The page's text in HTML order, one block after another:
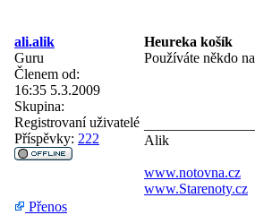
ali.alik
Heureka košík
Guru
Členem od:
16:35 5.3.2009
Skupina:
Registrovaní uživatelé
Příspěvky: 222
Používáte někdo
Alik
www.notovna.cz
www.Starenoty.cz
Přenos